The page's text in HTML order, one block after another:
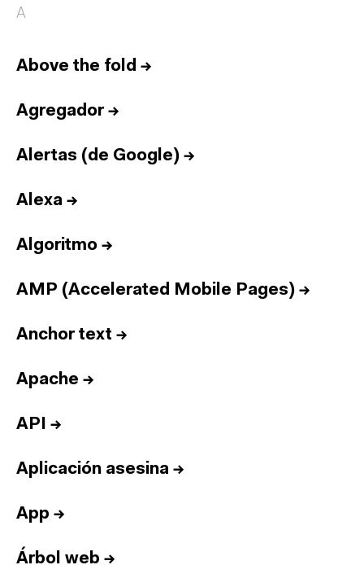
A
Above the fold →
Agregador→
Alertas (de Google) →
Alexa →
Algoritmo →
AMP (Accelerated Mobile Pages) →
Anchor text →
Apache →
API →
Aplicación asesina →
App →
Árbol web →